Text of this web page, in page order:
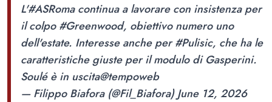
L'#ASRomacontinua a lavorare con insistenza per
il colpo#Greenwood, obiettivo numero uno
dell'estate. Interesse anche per#Pulisic, che ha le
caratteristiche giuste per il modulo di Gasperini.
Soulé è in uscita@tempoweb
— Filippo Biafora (@Fil_Biafora)June 12, 2026